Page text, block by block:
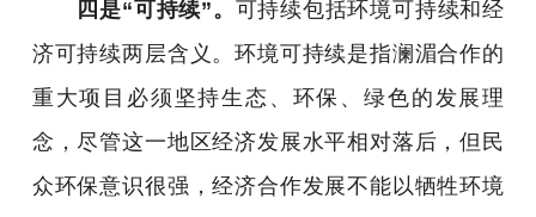
四是“可持续”。 可持续包括环境可持续和经
济可持续两层含义。环境可持续是指澜湄合作的
重大项目必须坚持生态、环保、绿色的发展理
念，尽管这一地区经济发展水平相对落后，但民
众环保意识很强，经济合作发展不能以牺牲环境